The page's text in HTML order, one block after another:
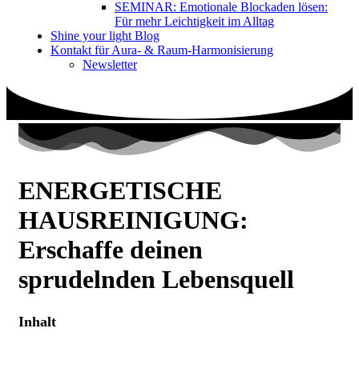
SEMINAR: Emotionale Blockaden lösen:
Für mehr Leichtigkeit im Alltag
Shine your light Blog
Kontakt für Aura- & Raum-Harmonisierung
Newsletter
ENERGETISCHE
HAUSREINIGUNG:
Erschaffe deinen
sprudelnden Lebensquell
Inhalt